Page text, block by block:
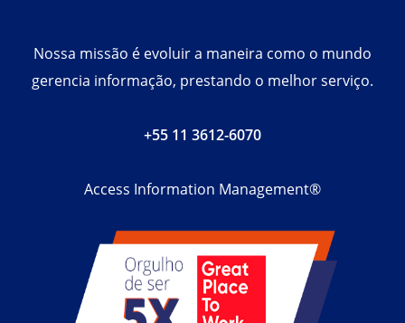
Nossa missão é evoluir a maneira como o mundo
gerencia informação, prestando o melhor serviço.
+55 11 3612-6070
Access Information Management®